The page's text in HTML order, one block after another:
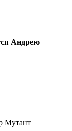
Андрею
Мутант